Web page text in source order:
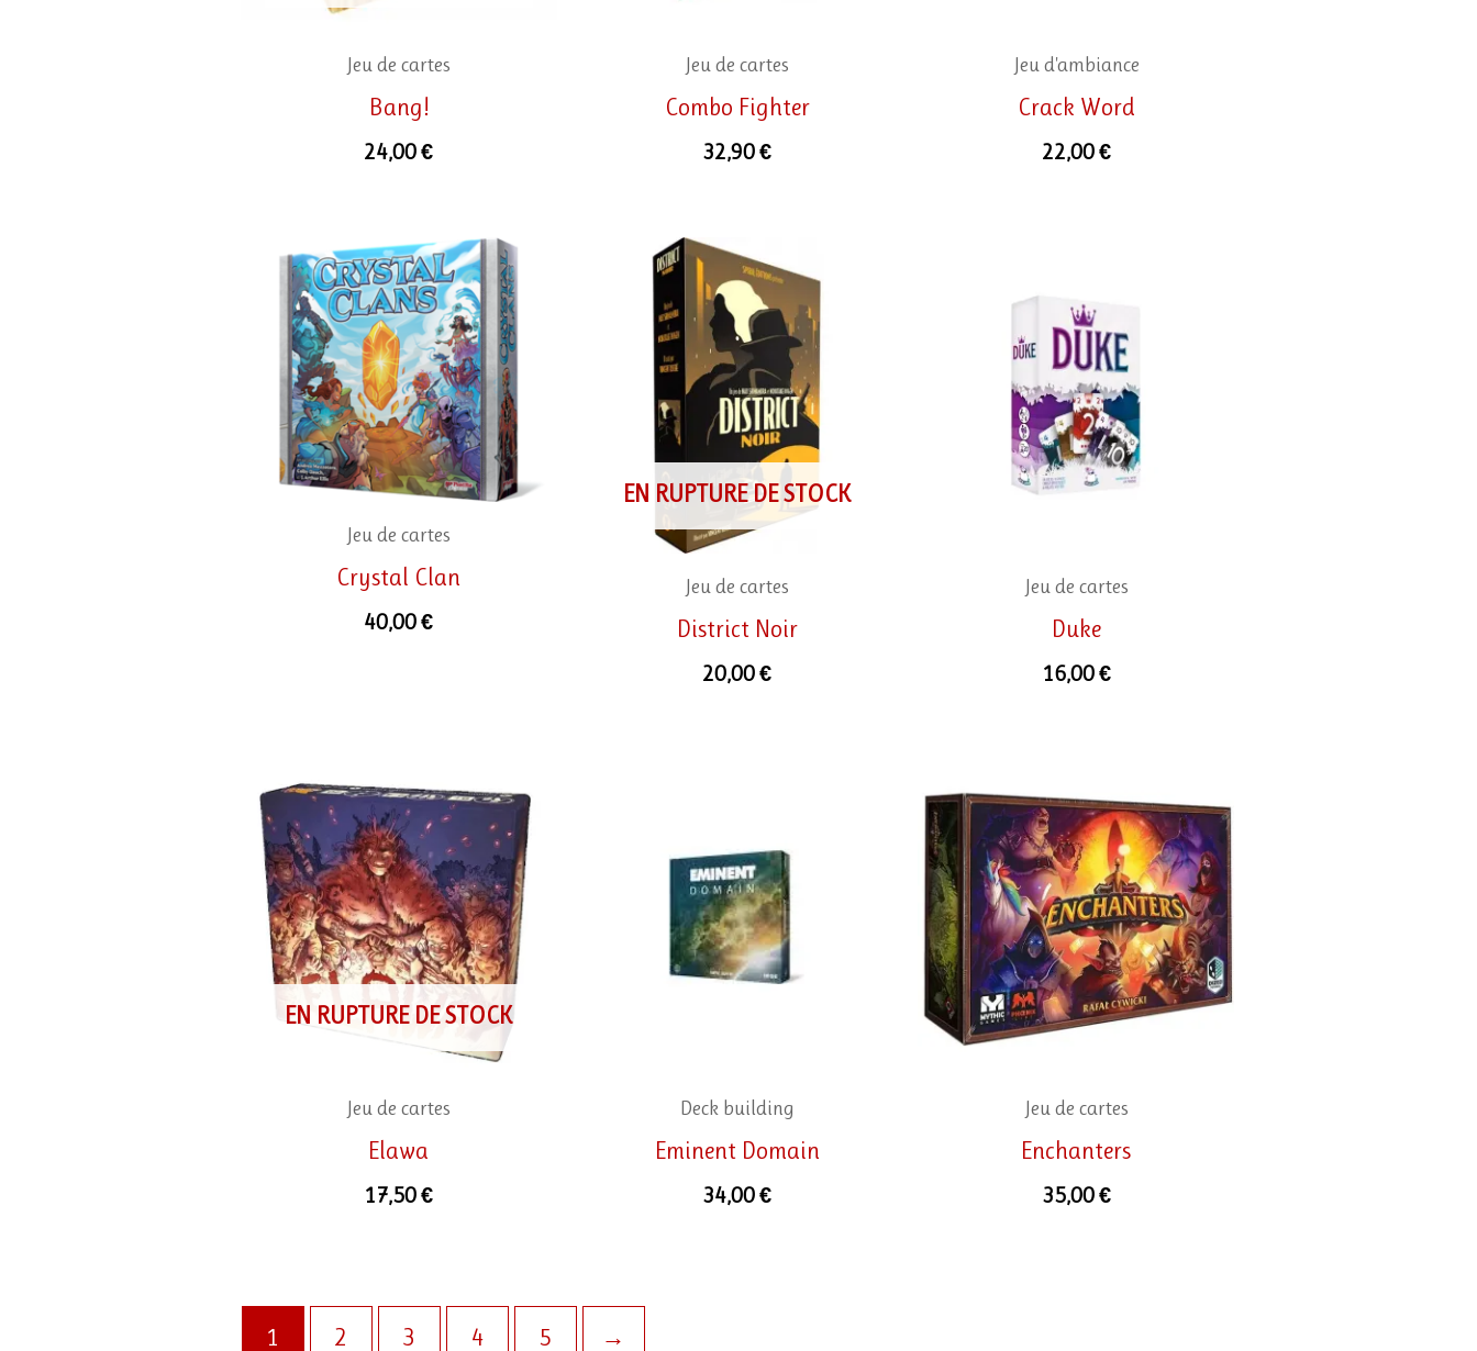
Jeu de cartes
Bang!
24,00€
Jeu de cartes
Combo Fighter
32,90€
Jeu d'ambiance
Crack Word
22,00€
Jeu de cartes
Crystal Clan
40,00€
EN RUPTURE DE STOCK
Jeu de cartes
District Noir
20,00€
Jeu de cartes
Duke
16,00€
EN RUPTURE DE STOCK
Jeu de cartes
Elawa
17,50€
Deck building
Eminent Domain
34,00€
Jeu de cartes
Enchanters
35,00€
1 2 3 4 5 →